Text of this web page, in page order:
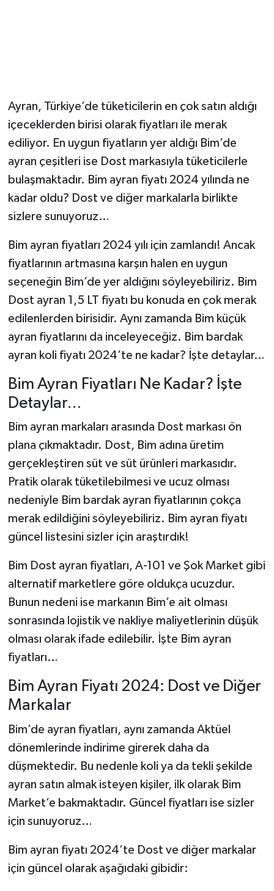
Ayran, Türkiye’de tüketicilerin en çok satın aldığı
içeceklerden birisi olarak fiyatları ile merak
ediliyor. En uygun fiyatların yer aldığı Bim’de
ayran çeşitleri ise Dost markasıyla tüketicilerle
bulaşmaktadır. Bim ayran fiyatı 2024 yılında ne
kadar oldu? Dost ve diğer markalarla birlikte
sizlere sunuyoruz…
Bim ayran fiyatları 2024 yılı için zamlandı! Ancak
fiyatlarının artmasına karşın halen en uygun
seçeneğin Bim’de yer aldığını söyleyebiliriz. Bim
Dost ayran 1,5 LT fiyatı bu konuda en çok merak
edilenlerden birisidir. Aynı zamanda Bim küçük
ayran fiyatlarını da inceleyeceğiz. Bim bardak
ayran koli fiyatı 2024’te ne kadar? İşte detaylar…
Bim Ayran Fiyatları Ne Kadar? İşte
Detaylar…
Bim ayran markaları arasında Dost markası ön
plana çıkmaktadır. Dost, Bim adına üretim
gerçekleştiren süt ve süt ürünleri markasıdır.
Pratik olarak tüketilebilmesi ve ucuz olması
nedeniyle Bim bardak ayran fiyatlarının çokça
merak edildiğini söyleyebiliriz. Bim ayran fiyatı
güncel listesini sizler için araştırdık!
Bim Dost ayran fiyatları, A-101 ve Şok Market gibi
alternatif marketlere göre oldukça ucuzdur.
Bunun nedeni ise markanın Bim’e ait olması
sonrasında lojistik ve nakliye maliyetlerinin düşük
olması olarak ifade edilebilir. İşte Bim ayran
fiyatları…
Bim Ayran Fiyatı 2024: Dost ve Diğer
Markalar
Bim’de ayran fiyatları, aynı zamanda Aktüel
dönemlerinde indirime girerek daha da
düşmektedir. Bu nedenle koli ya da tekli şekilde
ayran satın almak isteyen kişiler, ilk olarak Bim
Market’e bakmaktadır. Güncel fiyatları ise sizler
için sunuyoruz…
Bim ayran fiyatı 2024’te Dost ve diğer markalar
için güncel olarak aşağıdaki gibidir: